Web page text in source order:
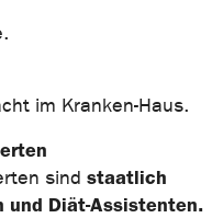
im Kranken-Haus.
sind staatlich
und Diät-Assistenten.